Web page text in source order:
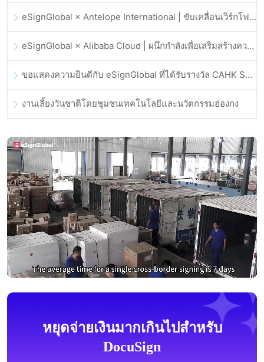
eSignGlobal × Antelope International | ขับเคลื่อนเวิร์กโฟลดิจิทัลที่ปลอดภัยและขับเคลื่อนด้วย AI
eSignGlobal × Alibaba Cloud | ผนึกกำลังเพื่อเสริมสร้างความเชื่อมั่นดิจิทัลระดับโลกสำหรับฟินเทค
ขอแสดงความยินดีกับ eSignGlobal ที่ได้รับรางวัล CAHK STAR Award 2025
งานเลี้ยงวันชาติโดยชุมชนเทคโนโลยีและนวัตกรรมฮ่องกง
หยุดจ่ายเงินมากเกินไปสำหรับ
DocuSign